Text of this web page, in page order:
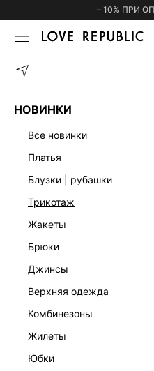
– 10% ПРИ
НОВИНКИ
все новинки
платья
блузки | рубашки
трикотаж
жакеты
брюки
джинсы
верхняя одежда
комбинезоны
жилеты
юбки
ГЛАВНАЯ